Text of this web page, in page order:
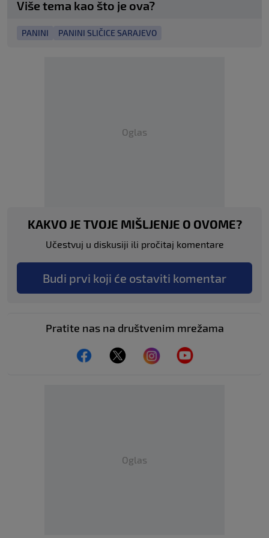
Više tema kao što je ova?
PANINI PANINI SLIČICE SARAJEVO
Oglas
KAKVO JE TVOJE MIŠLJENJE O OVOME?
Učestvuj u diskusiji ili pročitaj komentare
Budi prvi koji će ostaviti komentar
Pratite nas na društvenim mrežama
Oglas